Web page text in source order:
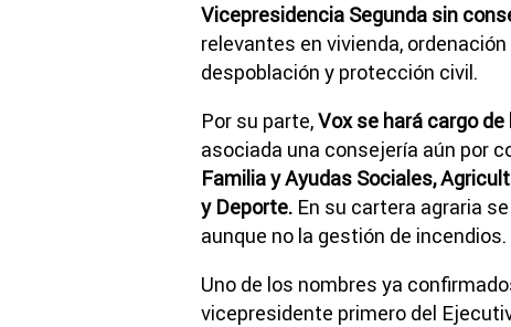
Vicepresidencia Segunda sin
relevantes en vivienda,
despoblación y protección civil.
Por su parte,Vox se hará cargo
asociada una consejería aún por
Familia y Ayudas Sociales,
y Deporte. En su cartera agraria
aunque no la gestión de incendios.
Uno de los nombres ya
vicepresidente primero del